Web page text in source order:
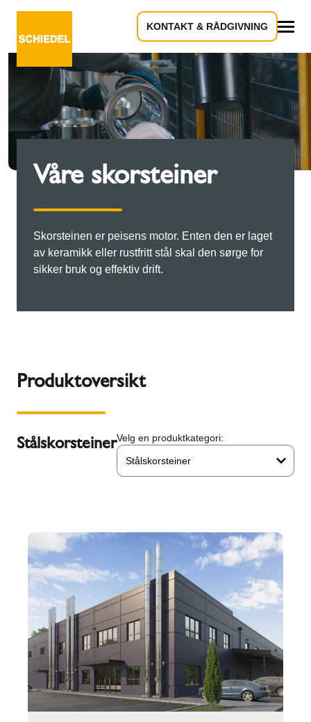
KONTAKT & RÅDGIVNING
Våre skorsteiner
Skorsteinen er peisens motor. Enten den er laget
av keramikk eller rustfritt stål skal den sørge for
sikker bruk og effektiv drift.
Produktoversikt
StålskorsteinerVelg en produktkategori:
Stålskorsteiner